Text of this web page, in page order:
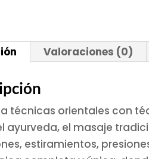
Valoraciones (0)
técnicas orientales con
ayurveda, el masaje
estiramientos,